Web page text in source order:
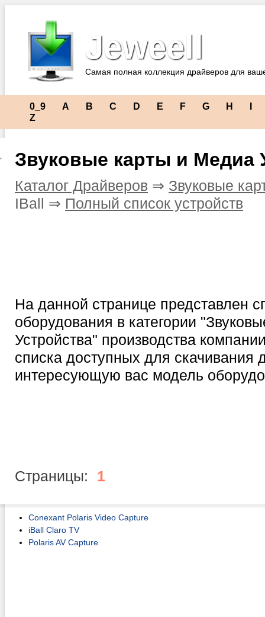
Jeweell
Самая полная коллекция драйверов для
0_9 A B C D E F G H
Z
Звуковые карты и Медиа
Каталог Драйверов ⇒ Звуковые
IBall ⇒ Полный список устройств
На данной странице представлен
оборудования в категории
Устройства" производства
списка доступных для скачивания
интересующую вас модель
Страницы: 1
Conexant Polaris Video Capture
iBall Claro TV
Polaris AV Capture